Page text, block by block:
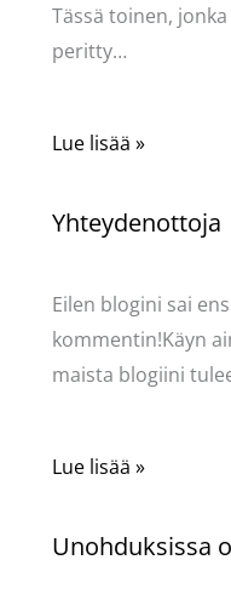
Tässä toinen,
peritty…
Lue lisää »
Yhteydenottoja
Eilen blogini sai
kommentin!Käyn
maista blogiini
Lue lisää »
Unohduksissa